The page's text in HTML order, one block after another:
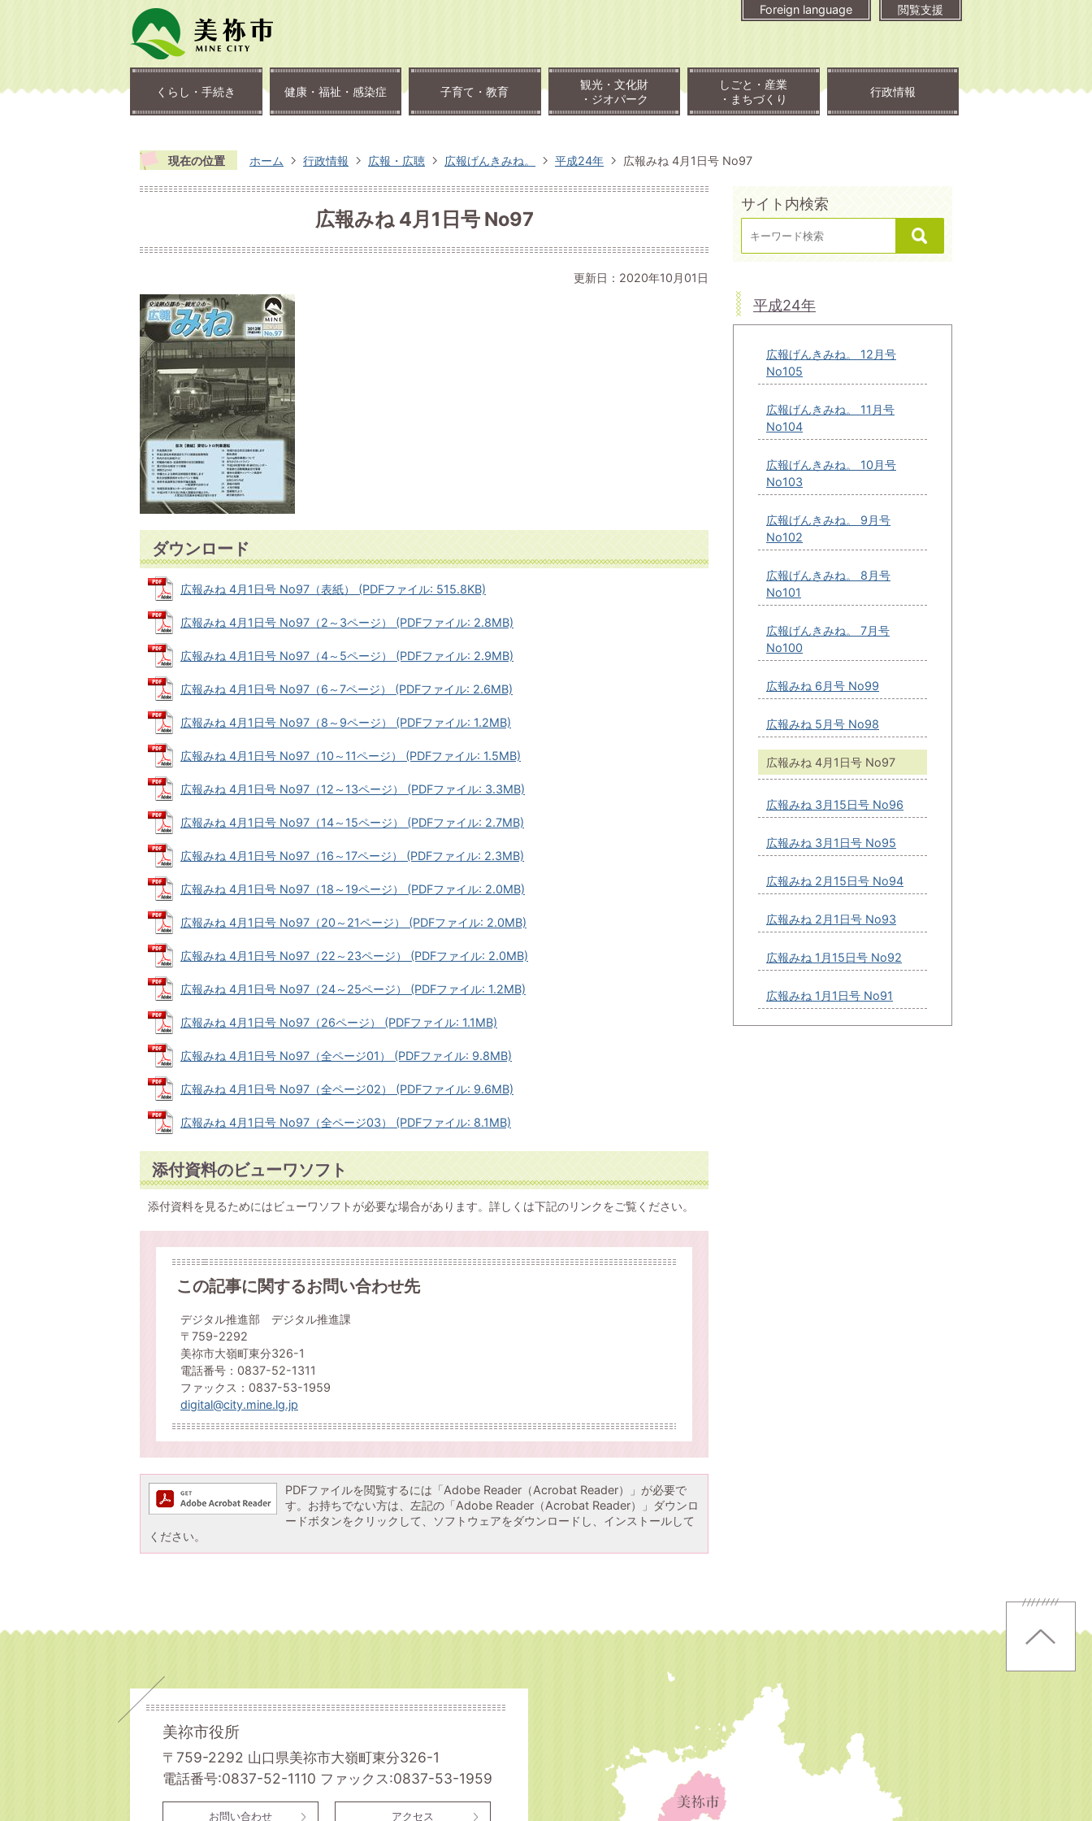
Foreign language 閲覧支援
くらし・手続き 健康・福祉・感染症 子育て・教育
観光・文化財
・ジオパーク
しごと・産業
・まちづくり
行政情報
現在の位置 ホーム 行政情報 広報・広聴 広報げんきみね。 平成24年 広報みね 4月1日号 No97
広報みね 4月1日号 No97
更新日：2020年10月01日
ダウンロード
広報みね 4月1日号 No97（表紙） (PDFファイル: 515.8KB)
広報みね 4月1日号 No97（2～3ページ） (PDFファイル: 2.8MB)
広報みね 4月1日号 No97（4～5ページ） (PDFファイル: 2.9MB)
広報みね 4月1日号 No97（6～7ページ） (PDFファイル: 2.6MB)
広報みね 4月1日号 No97（8～9ページ） (PDFファイル: 1.2MB)
広報みね 4月1日号 No97（10～11ページ） (PDFファイル: 1.5MB)
広報みね 4月1日号 No97（12～13ページ） (PDFファイル: 3.3MB)
広報みね 4月1日号 No97（14～15ページ） (PDFファイル: 2.7MB)
広報みね 4月1日号 No97（16～17ページ） (PDFファイル: 2.3MB)
広報みね 4月1日号 No97（18～19ページ） (PDFファイル: 2.0MB)
広報みね 4月1日号 No97（20～21ページ） (PDFファイル: 2.0MB)
広報みね 4月1日号 No97（22～23ページ） (PDFファイル: 2.0MB)
広報みね 4月1日号 No97（24～25ページ） (PDFファイル: 1.2MB)
広報みね 4月1日号 No97（26ページ） (PDFファイル: 1.1MB)
広報みね 4月1日号 No97（全ページ01） (PDFファイル: 9.8MB)
広報みね 4月1日号 No97（全ページ02） (PDFファイル: 9.6MB)
広報みね 4月1日号 No97（全ページ03） (PDFファイル: 8.1MB)
添付資料のビューワソフト
添付資料を見るためにはビューワソフトが必要な場合があります。詳しくは下記のリンクをご覧ください。
この記事に関するお問い合わせ先
デジタル推進部 デジタル推進課
〒759-2292
美祢市大嶺町東分326-1
電話番号：0837-52-1311
ファックス：0837-53-1959
digital@city.mine.lg.jp
PDFファイルを閲覧するには「Adobe Reader（Acrobat Reader）」が必要で
す。お持ちでない方は、左記の「Adobe Reader（Acrobat Reader）」ダウンロ
ードボタンをクリックして、ソフトウェアをダウンロードし、インストールして
ください。
サイト内検索
平成24年
広報げんきみね。 12月号
No105
広報げんきみね。 11月号
No104
広報げんきみね。 10月号
No103
広報げんきみね。 9月号
No102
広報げんきみね。 8月号
No101
広報げんきみね。 7月号
No100
広報みね 6月号 No99
広報みね 5月号 No98
広報みね 4月1日号 No97
広報みね 3月15日号 No96
広報みね 3月1日号 No95
広報みね 2月15日号 No94
広報みね 2月1日号 No93
広報みね 1月15日号 No92
広報みね 1月1日号 No91
美祢市役所
〒759-2292 山口県美祢市大嶺町東分326-1
電話番号:0837-52-1110 ファックス:0837-53-1959
お問い合わせ アクセス